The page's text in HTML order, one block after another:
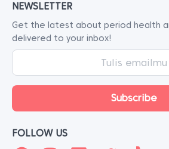
NEWSLETTER
Get the latest about period health
delivered to your inbox!
FOLLOW US